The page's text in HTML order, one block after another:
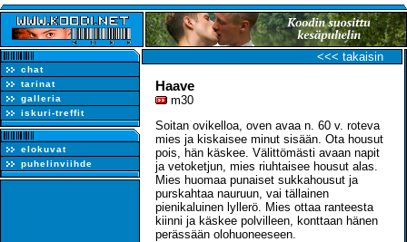
chat
tarinat
galleria
iskuri-treffit
elokuvat
puhelinviihde
<<< takaisin
Haave
m30
Soitan ovikelloa, oven avaa n. 60 v. roteva
mies ja kiskaisee minut sisään. Ota housut
pois, hän käskee. Välittömästi avaan napit
ja vetoketjun, mies riuhtaisee housut alas.
Mies huomaa punaiset sukkahousut ja
purskahtaa nauruun, vai tällainen
pienikaluinen lyllerö. Mies ottaa ranteesta
kiinni ja käskee polvilleen, konttaan hänen
perässään olohuoneeseen.